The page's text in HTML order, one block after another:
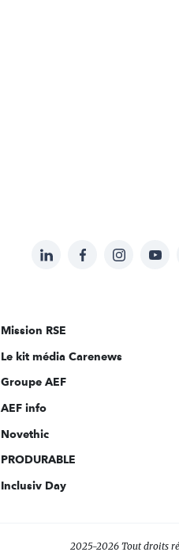
Suivez-
sur:
LinkedInFacebookInstagram
Mission RSE
Le kit média Carenews
Groupe AEF
AEF info
Novethic
PRODURABLE
Inclusiv Day
2025-2026 Tout droits